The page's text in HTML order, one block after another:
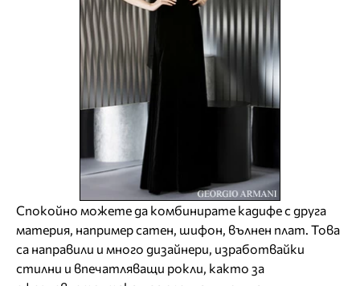
Спокойно можете да комбинирате кадифе с друга
материя, например сатен, шифон, вълнен плат. Това
са направили и много дизайнери, изработвайки
стилни и впечатляващи рокли, както за